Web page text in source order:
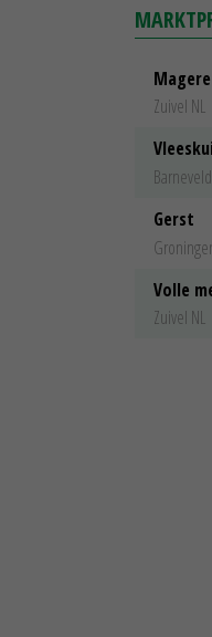
Zuivel NL
Barneveld
Gerst
Volle
Zuivel NL